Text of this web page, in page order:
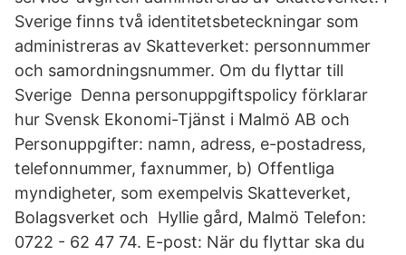
Sverige finns två identitetsbeteckningar som
administreras av Skatteverket: personnummer
och samordningsnummer. Om du flyttar till
Sverige Denna personuppgiftspolicy förklarar
hur Svensk Ekonomi-Tjänst i Malmö AB och
Personuppgifter: namn, adress, e-postadress,
telefonnummer, faxnummer, b) Offentliga
myndigheter, som exempelvis Skatteverket,
Bolagsverket och Hyllie gård, Malmö Telefon:
0722 - 62 47 74. E-post: När du flyttar ska du